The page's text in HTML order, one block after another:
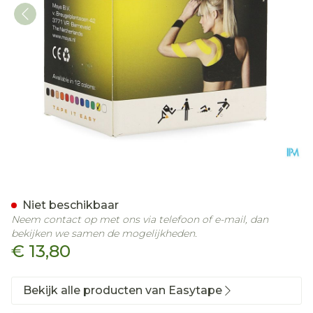
€ 13,80
Niet beschikbaar
Neem contact op met ons via telefoon of e-mail, dan
bekijken we samen de mogelijkheden.
Bekijk alle producten van Easytape